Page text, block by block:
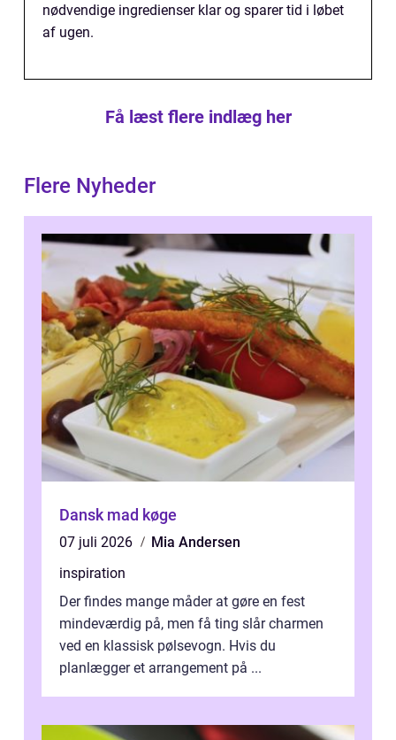
nødvendige ingredienser klar og sparer tid i løbet
af ugen.
Få læst flere indlæg her
Flere Nyheder
Dansk mad køge
07 juli 2026
Mia Andersen
inspiration
Der findes mange måder at gøre en fest
mindeværdig på, men få ting slår charmen
ved en klassisk pølsevogn. Hvis du
planlægger et arrangement på ...